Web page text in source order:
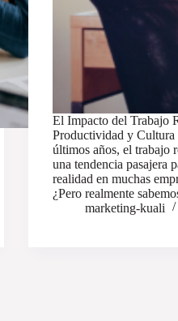
El Impacto del Trabajo
Productividad y Cultura
últimos años, el trabajo
una tendencia pasajera
realidad en muchas
¿Pero realmente
marketing-kuali